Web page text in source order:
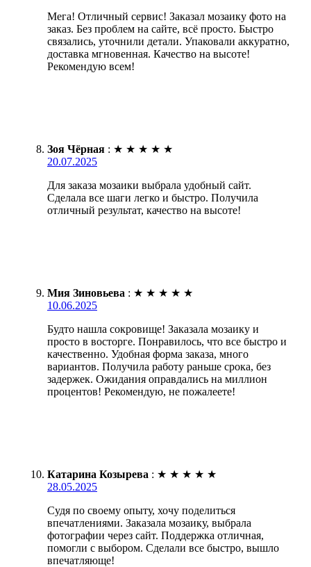
Мега! Отличный сервис! Заказал мозаику фото на
заказ. Без проблем на сайте, всё просто. Быстро
связались, уточнили детали. Упаковали аккуратно,
доставка мгновенная. Качество на высоте!
Рекомендую всем!
Зоя Чёрная : ★ ★ ★ ★ ★
20.07.2025
Для заказа мозаики выбрала удобный сайт.
Сделала все шаги легко и быстро. Получила
отличный результат, качество на высоте!
Мия Зиновьева : ★ ★ ★ ★ ★
10.06.2025
Будто нашла сокровище! Заказала мозаику и
просто в восторге. Понравилось, что все быстро и
качественно. Удобная форма заказа, много
вариантов. Получила работу раньше срока, без
задержек. Ожидания оправдались на миллион
процентов! Рекомендую, не пожалеете!
Катарина Козырева : ★ ★ ★ ★ ★
28.05.2025
Судя по своему опыту, хочу поделиться
впечатлениями. Заказала мозаику, выбрала
фотографии через сайт. Поддержка отличная,
помогли с выбором. Сделали все быстро, вышло
впечатляюще!